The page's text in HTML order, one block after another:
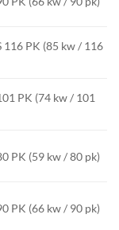
116 PK (85 kw / 116
PK (74 kw / 101
PK (59 kw / 80 pk)
PK (66 kw / 90 pk)